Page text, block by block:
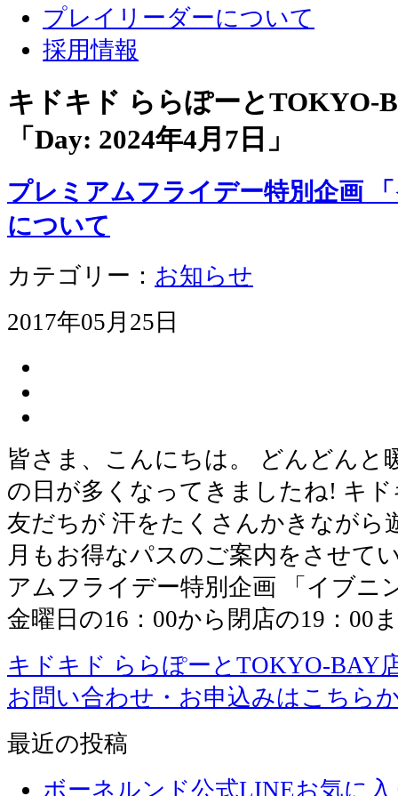
プレイリーダーについて
採用情報
キドキド ららぽーと
「Day: 2024年4月7日 」
プレミアムフライデー特別企画
について
カテゴリー： お知らせ
2017年05月25日
皆さま、こんにちは。 どんどんと
の日が多くなってきましたね! キ
友だちが 汗をたくさんかきながら
月もお得なパスのご案内をさせて
アムフライデー特別企画 「イブニ
金曜日の16：00から閉店の19：00
キドキド ららぽーとTOKYO-BAY
お問い合わせ・お申込みはこちら
最近の投稿
ボーネルンド公式LINEお気に